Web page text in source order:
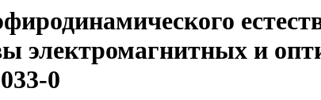
электромагнитных и
0